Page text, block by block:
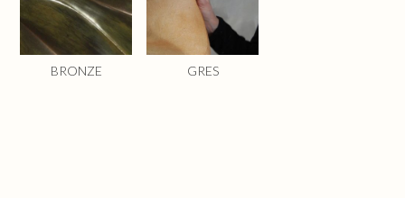
BRONZE GRES